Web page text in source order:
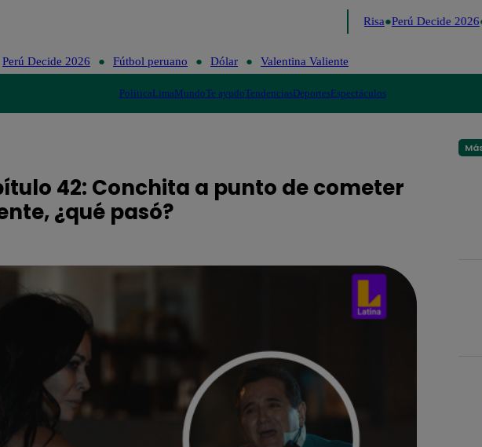
Me Caigo de Risa Perú Decide 2026
Perú Decide 2026 Fútbol peruano Dólar Valentina Valiente
PolíticaLimaMundoTe ayudoTendenciasDeportesEspectáculos
42: Conchita a punto de cometer
¿qué pasó?